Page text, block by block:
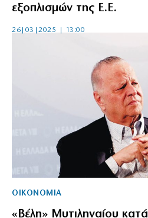
εξοπλισμών της Ε.Ε.
26|03|2025 | 13:00
ΟΙΚΟΝΟΜΙΑ
«Βέλη» Μυτιληναίου